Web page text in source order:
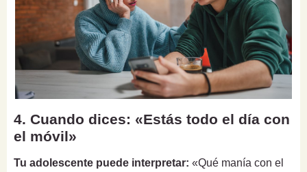
4. Cuando dices: «Estás todo el día con
el móvil»
Tu adolescente puede interpretar: «Qué manía con el